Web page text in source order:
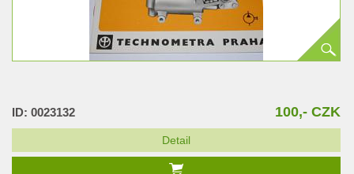
ID: 0023132 100,- CZK
Detail